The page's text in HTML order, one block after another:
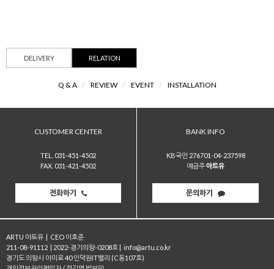
DELIVERY RELATION
Q & A / REVIEW / EVENT / INSTALLATION
CUSTOMER CENTER
TEL. 031-451-4502
FAX. 031-421-4502
전화하기
BANK INFO
KB국민 276701-04-237598
예금주아트유
문의하기
ARTU 아트유 | CEO 이호준
211-08-91112 | 2022-경기의왕-0208호 | info@artu.co.kr
경기도 의왕시 이미로 40 인덕원IT밸리 (C동107호)